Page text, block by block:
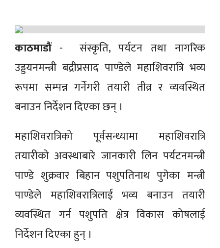
काठमाडौं - संस्कृति, पर्यटन तथा नागरिक
उड्डयनमन्त्री बद्रीप्रसाद पाण्डेले महाशिवरात्रि भव्य
रूपमा सम्पन्न गर्नेगरी तयारी तीव्र र व्यवस्थित
बनाउन निर्देशन दिएका छन् ।
महाशिवरात्रिको पूर्वसन्ध्यामा महाशिवरात्रि
तयारीको अवस्थाबारे जानकारी लिन पर्यटनमन्त्री
पाण्डे शुक्रवार बिहान पशुपतिनाथ पुगेका मन्त्री
पाण्डेले महाशिवरात्रिलाई भव्य बनाउन तयारी
व्यवस्थित गर्न पशुपति क्षेत्र विकास कोषलाई
निर्देशन दिएका हुन् ।